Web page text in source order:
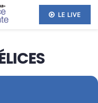
LE LIVE